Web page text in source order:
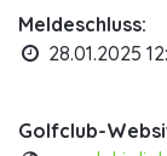
Meldeschluss:
28.01.2025
Golfclub-